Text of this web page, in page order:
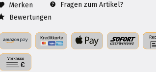
Merken
Fragen zum Artikel?
Bewertungen